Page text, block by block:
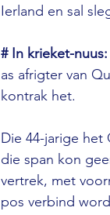
Ierland en sal
# In krieket-nuus:
as afrigter van
kontrak het.
Die 44-jarige het
die span kon
vertrek, met
pos verbind